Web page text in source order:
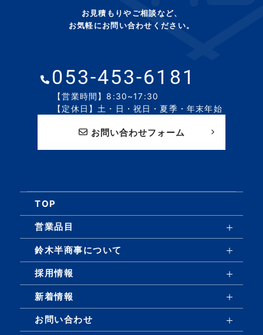
お見積もりやご相談など、
お気軽にお問い合わせください。
053-453-6181
【営業時間】8:30~17:30
【定休日】土・日・祝日・夏季・年末年始
お問い合わせフォーム
TOP
営業品目
鈴木半商事について
採用情報
新着情報
お問い合わせ